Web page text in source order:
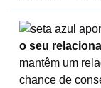
o seu
mantêm um
chance de